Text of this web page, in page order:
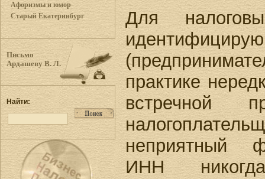
Афоризмы и юмор
Старый Екатеринбург
Письмо
Ардашеву В. Л.
Найти:
Для
практике
встречной
неприятный
ИНН